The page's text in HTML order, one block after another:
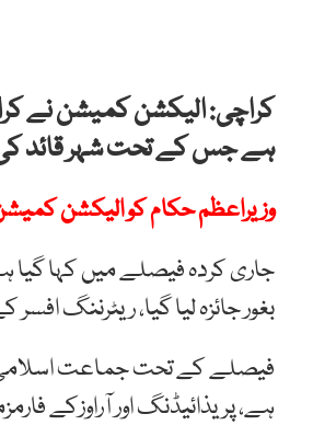
کراچی: الیکشن کمیشن نے
ہے جس کے تحت شہر قائد کی 6 یوسیز میں ووٹوں کی دوبارہ گنتی کا حکم دیا گیا
وزیراعظم حکام کو الیکشن
جاری کردہ فیصلے میں کہا گیا
بغور جائزہ لیا گیا، ریٹرننگ افسر کے جمع کروائے
فیصلے کے تحت جماعت اسلامی
ہے، پریذائیڈنگ اور آراوزکے